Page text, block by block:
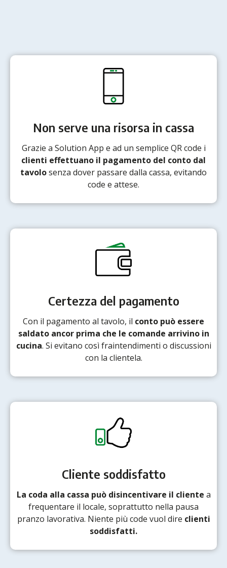
Non serve una risorsa in cassa
Grazie a Solution App e ad un semplice QR code i
clienti effettuano il pagamento del conto dal
tavolosenza dover passare dalla cassa, evitando
code e attese.
Certezza del pagamento
Con il pagamento al tavolo, il conto può essere
saldato ancor prima che le comande arrivino in
cucina. Si evitano così fraintendimenti o discussioni
con la clientela.
Cliente soddisfatto
La coda alla cassa può disincentivare il cliente a
frequentare il locale, soprattutto nella pausa
pranzo lavorativa. Niente più code vuol dire clienti
soddisfatti.